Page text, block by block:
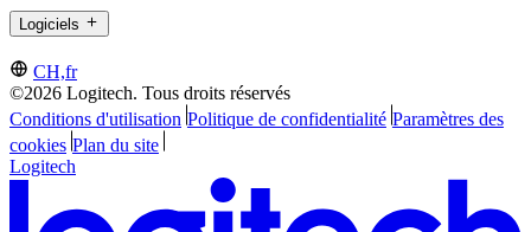
Logiciels
CH,fr
©2026 Logitech. Tous droits réservés
Conditions d'utilisation Politique de confidentialité Paramètres des
cookies Plan du site
Logitech